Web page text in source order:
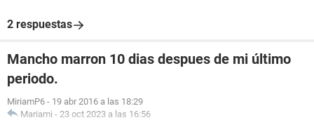
2 respuestas
Mancho marron 10 dias despues de mi último
periodo.
MiriamP6 - 19 abr 2016 a las 18:29
Mariami - 23 oct 2023 a las 16:56